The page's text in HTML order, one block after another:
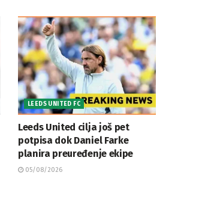
LEEDS UNITED FC
Leeds United cilja još pet
potpisa dok Daniel Farke
planira preuređenje ekipe
05/08/2026